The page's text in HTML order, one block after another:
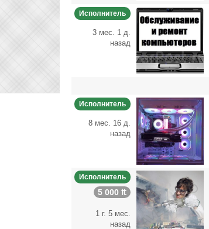
Исполнитель
3 мес. 1 д.
назад
Исполнитель
8 мес. 16 д.
назад
Исполнитель
5 000 ₶
1 г. 5 мес.
назад